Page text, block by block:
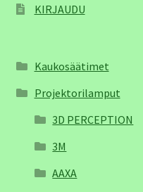
KIRJAUDU
Kaukosäätimet
Projektorilamput
3D PERCEPTION
3M
AAXA